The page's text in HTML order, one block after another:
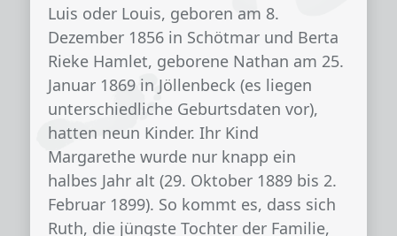
Luis oder Louis, geboren am 8.
Dezember 1856 in Schötmar und Berta
Rieke Hamlet, geborene Nathan am 25.
Januar 1869 in Jöllenbeck (es liegen
unterschiedliche Geburtsdaten vor),
hatten neun Kinder. Ihr Kind
Margarethe wurde nur knapp ein
halbes Jahr alt (29. Oktober 1889 bis 2.
Februar 1899). So kommt es, dass sich
Ruth, die jüngste Tochter der Familie,